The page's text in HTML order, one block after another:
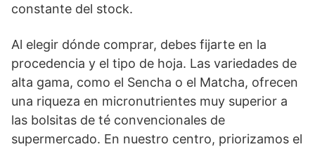
constante del stock.
Al elegir dónde comprar, debes fijarte en la
procedencia y el tipo de hoja. Las variedades de
alta gama, como el Sencha o el Matcha, ofrecen
una riqueza en micronutrientes muy superior a
las bolsitas de té convencionales de
supermercado. En nuestro centro, priorizamos el